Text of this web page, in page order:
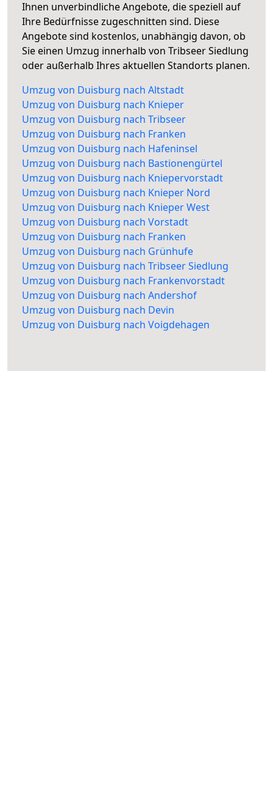
Ihnen unverbindliche Angebote, die speziell auf
Ihre Bedürfnisse zugeschnitten sind. Diese
Angebote sind kostenlos, unabhängig davon, ob
Sie einen Umzug innerhalb von Tribseer Siedlung
oder außerhalb Ihres aktuellen Standorts planen.
Umzug von Duisburg nach Altstadt
Umzug von Duisburg nach Knieper
Umzug von Duisburg nach Tribseer
Umzug von Duisburg nach Franken
Umzug von Duisburg nach Hafeninsel
Umzug von Duisburg nach Bastionengürtel
Umzug von Duisburg nach Kniepervorstadt
Umzug von Duisburg nach Knieper Nord
Umzug von Duisburg nach Knieper West
Umzug von Duisburg nach Vorstadt
Umzug von Duisburg nach Franken
Umzug von Duisburg nach Grünhufe
Umzug von Duisburg nach Tribseer Siedlung
Umzug von Duisburg nach Frankenvorstadt
Umzug von Duisburg nach Andershof
Umzug von Duisburg nach Devin
Umzug von Duisburg nach Voigdehagen